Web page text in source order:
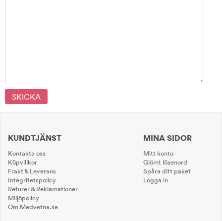
KUNDTJÄNST
Kontakta oss
Köpvillkor
Frakt & Leverans
Integritetspolicy
Returer & Reklamationer
Miljöpolicy
Om Medvetna.se
MINA SIDOR
Mitt konto
Glömt lösenord
Spåra ditt paket
Logga in